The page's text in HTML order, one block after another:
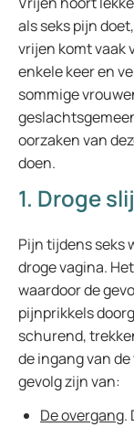
als seks pijn
vrijen komt vaak
enkele keer en
sommige
oorzaken van
doen.
1. Droge
Pijn tijdens seks
droge vagina.
waardoor de
pijnprikkels
schurend,
de ingang van
gevolg zijn van:
De overgang.